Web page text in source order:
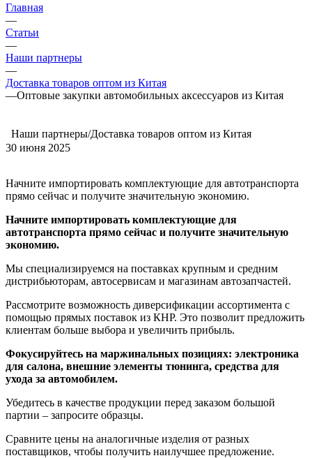
Главная
—
Статьи
—
Наши партнеры
—
Доставка товаров оптом из Китая
—Оптовые закупки автомобильных аксессуаров из Китая
Наши партнеры/Доставка товаров оптом из Китая
30 июня 2025
Начните импортировать комплектующие для автотранспорта
прямо сейчас и получите значительную экономию.
Начните импортировать комплектующие для
автотранспорта прямо сейчас и получите значительную
экономию.
Мы специализируемся на поставках крупным и средним
дистрибьюторам, автосервисам и магазинам автозапчастей.
Рассмотрите возможность диверсификации ассортимента с
помощью прямых поставок из КНР. Это позволит предложить
клиентам больше выбора и увеличить прибыль.
Фокусируйтесь на маржинальных позициях: электроника
для салона, внешние элементы тюнинга, средства для
ухода за автомобилем.
Убедитесь в качестве продукции перед заказом большой
партии – запросите образцы.
Сравните цены на аналогичные изделия от разных
поставщиков, чтобы получить наилучшее предложение.